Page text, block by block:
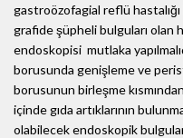
gastroözofagial reflü
grafide şüpheli bulguları
endoskopisi mutlaka
borusunda genişleme ve
borusunun birleşme
içinde gıda artıklarının
olabilecek endoskopik